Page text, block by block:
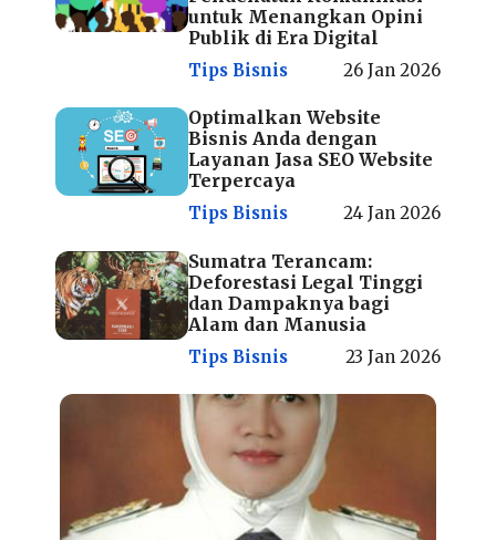
untuk Menangkan Opini
Publik di Era Digital
Tips Bisnis 26 Jan 2026
Optimalkan Website
Bisnis Anda dengan
Layanan Jasa SEO Website
Terpercaya
Tips Bisnis 24 Jan 2026
Sumatra Terancam:
Deforestasi Legal Tinggi
dan Dampaknya bagi
Alam dan Manusia
Tips Bisnis 23 Jan 2026